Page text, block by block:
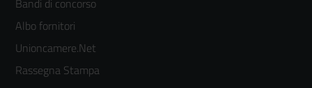
2
Bandi di concorso
Albo fornitori
Unioncamere.Net
Rassegna Stampa